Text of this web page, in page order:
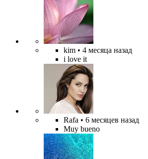
kim • 4 месяца назад
i love it
Rafa • 6 месяцев назад
Muy bueno